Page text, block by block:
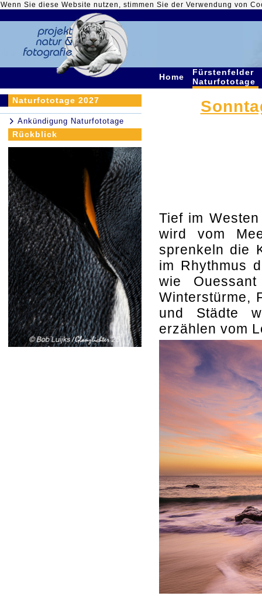
Wenn Sie diese Website nutzen, stimmen Sie der Verwendung von
Home
Fürstenfelder
Naturfototage
Naturfototage 2027
Ankündigung Naturfototage
Rückblick
Tief im
wird vom
sprenkeln die
im Rhythmus
wie
Winterstürme,
und Städte
erzählen vom